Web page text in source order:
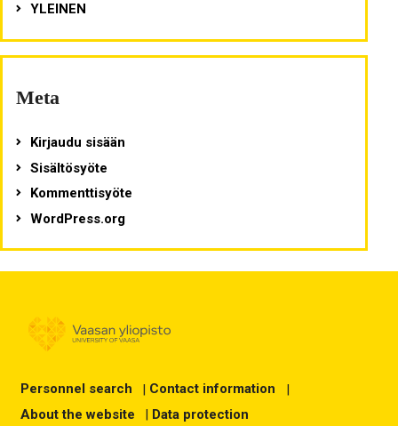
YLEINEN
Meta
Kirjaudu sisään
Sisältösyöte
Kommenttisyöte
WordPress.org
Personnel search | Contact information
|
About the website
| Data protection